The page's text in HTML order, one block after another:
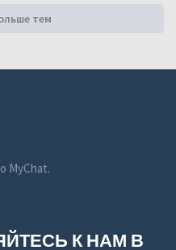
тем
MyChat.
К НАМ В